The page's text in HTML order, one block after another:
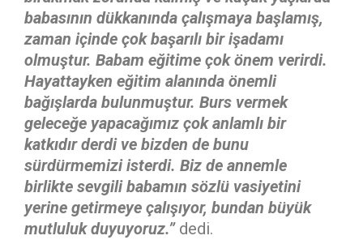
babasının dükkanında çalışmaya başlamış,
zaman içinde çok başarılı bir işadamı
olmuştur. Babam eğitime çok önem verirdi.
Hayattayken eğitim alanında önemli
bağışlarda bulunmuştur. Burs vermek
geleceğe yapacağımız çok anlamlı bir
katkıdır derdi ve bizden de bunu
sürdürmemizi isterdi. Biz de annemle
birlikte sevgili babamın sözlü vasiyetini
yerine getirmeye çalışıyor, bundan büyük
mutluluk duyuyoruz.”dedi.